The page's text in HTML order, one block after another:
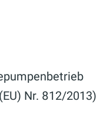
Nr. 812/2013)